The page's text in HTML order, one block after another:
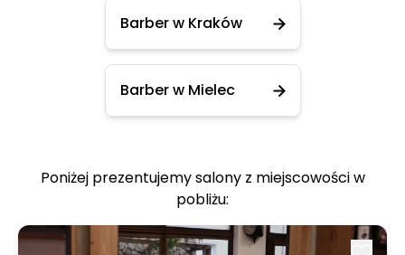
Barber w Kraków
Barber w Mielec
Poniżej prezentujemy salony z miejscowości w
pobliżu: